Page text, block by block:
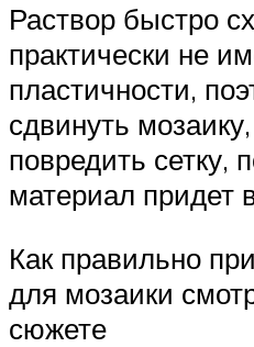
Раствор быстро
практически не
пластичности,
сдвинуть
повредить сетку,
материал придет
Как правильно
для мозаики
сюжете